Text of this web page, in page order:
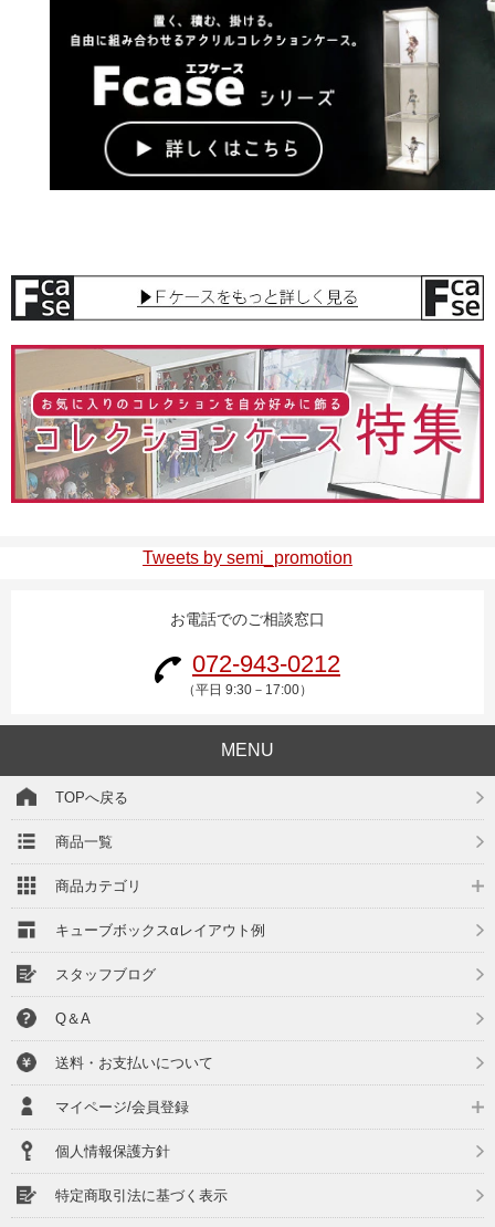
Tweets by semi_promotion
お電話でのご相談窓口
072-943-0212
（平日 9:30－17:00）
MENU
TOPへ戻る
商品一覧
商品カテゴリ
キューブボックスαレイアウト例
スタッフブログ
Q＆A
送料・お支払いについて
マイページ/会員登録
個人情報保護方針
特定商取引法に基づく表示